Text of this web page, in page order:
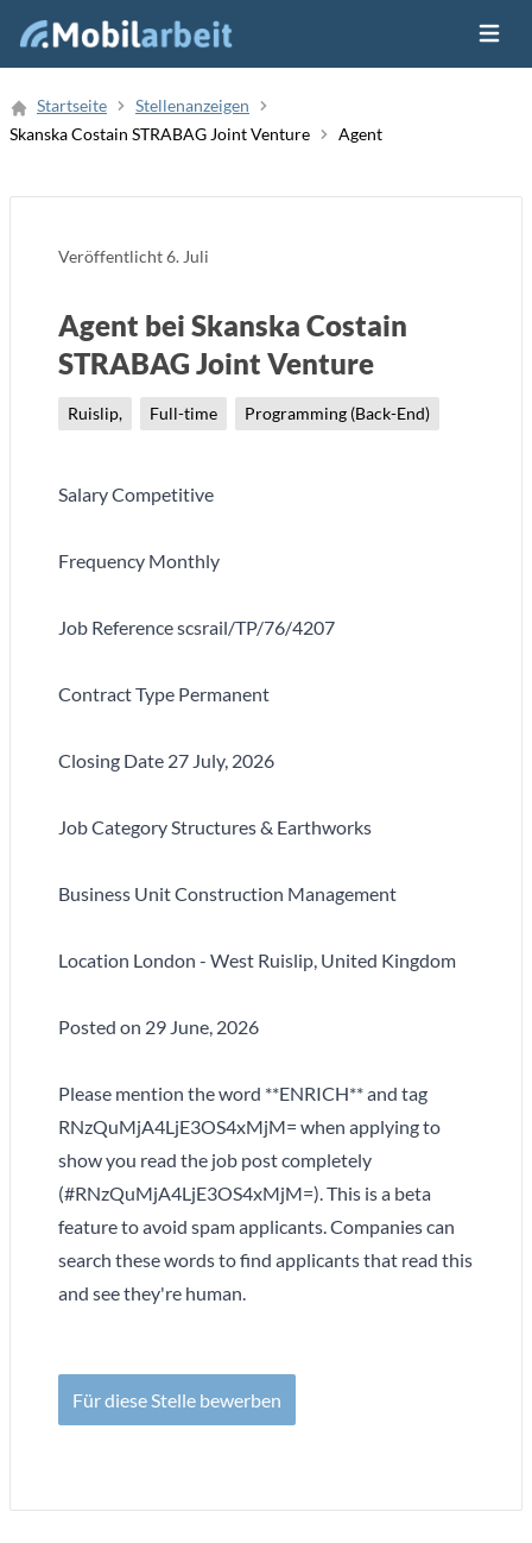
Menü
Neue Stellenanzeige
Startseite
Stellenanzeigen
Skanska Costain STRABAG Joint Venture
Agent
Veröffentlicht6. Juli
Agent bei Skanska Costain
STRABAG Joint Venture
Ruislip, Full-time Programming (Back-End)
Salary Competitive
Frequency Monthly
Job Reference scsrail/TP/76/4207
Contract Type Permanent
Closing Date 27 July, 2026
Job Category Structures & Earthworks
Business Unit Construction Management
Location London - West Ruislip, United Kingdom
Posted on 29 June, 2026
Please mention the word **ENRICH** and tag
RNzQuMjA4LjE3OS4xMjM= when applying to
show you read the job post completely
(#RNzQuMjA4LjE3OS4xMjM=). This is a beta
feature to avoid spam applicants. Companies can
search these words to find applicants that read this
and see they're human.
Für diese Stelle bewerben